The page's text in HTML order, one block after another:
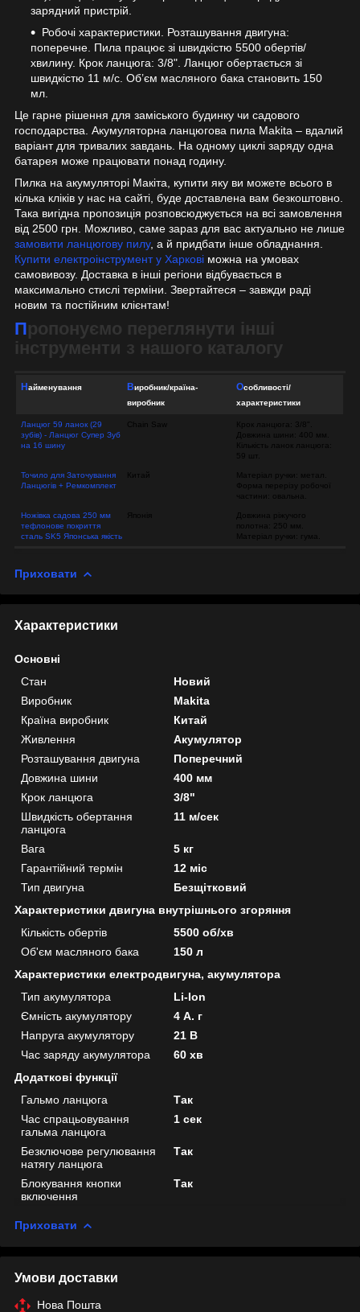
зарядний пристрій.
Робочі характеристики. Розташування двигуна:
поперечне. Пила працює зі швидкістю 5500 обертів/
хвилину. Крок ланцюга: 3/8". Ланцюг обертається зі
швидкістю 11 м/с. Об’єм масляного бака становить 150
мл.
Це гарне рішення для заміського будинку чи садового
господарства. Акумуляторна ланцюгова пила Makita – вдалий
варіант для тривалих завдань. На одному циклі заряду одна
батарея може працювати понад годину.
Пилка на акумуляторі Макіта, купити яку ви можете всього в
кілька кліків у нас на сайті, буде доставлена вам безкоштовно.
Така вигідна пропозиція розповсюджується на всі замовлення
від 2500 грн. Можливо, саме зараз для вас актуально не лише
замовити ланцюгову пилу, а й придбати інше обладнання.
Купити електроінструмент у Харкові можна на умовах
самовивозу. Доставка в інші регіони відбувається в
максимально стислі терміни. Звертайтеся – завжди раді
новим та постійним клієнтам!
Пропонуємо переглянути інші
інструменти з нашого каталогу
Найменування Виробник/країна-
виробник
Особливості/
характеристики
Ланцюг 59 ланок (29
зубів) - Ланцюг Супер Зуб
на 16 шину
Chain Saw
Крок ланцюга: 3/8".
Довжина шини: 400 мм.
Кількість ланок ланцюга:
59 шт.
Точило для Заточування
Ланцюгів + Ремкомплект
Китай
Матеріал ручки: метал.
Форма перерізу робочої
частини: овальна.
Ножівка садова 250 мм
тефлонове покриття
сталь SK5 Японська якість
Довжина ріжучого
полотна: 250 мм.
Матеріал ручки: гума.
Приховати
Характеристики
Основні
Стан
Новий
Виробник
Makita
Країна виробник
Китай
Живлення
Акумулятор
Розташування двигуна
Поперечний
Довжина шини
400 мм
Крок ланцюга
3/8"
Швидкість обертання
ланцюга
11 м/сек
Вага
5 кг
Гарантійний термін
12 міс
Тип двигуна
Безщітковий
Характеристики двигуна внутрішнього згоряння
Кількість обертів
5500 об/хв
Об'єм масляного бака
150 л
Характеристики електродвигуна, акумулятора
Тип акумулятора
Li-Ion
Ємність акумулятору
4 А. г
Напруга акумулятору
21 В
Час заряду акумулятора
60 хв
Додаткові функції
Гальмо ланцюга
Так
Час спрацьовування
гальма ланцюга
1 сек
Безключове регулювання
натягу ланцюга
Так
Блокування кнопки
включення
Так
Приховати
Умови доставки
Нова Пошта